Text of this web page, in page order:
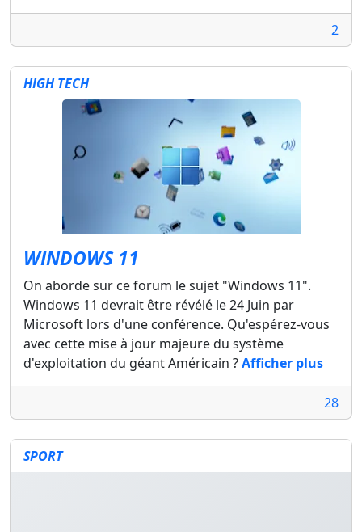
2
HIGH TECH
WINDOWS 11
On aborde sur ce forum le sujet "Windows 11".
Windows 11 devrait être révélé le 24 Juin par
Microsoft lors d'une conférence. Qu'espérez-vous
avec cette mise à jour majeure du système
d'exploitation du géant Américain ?Afficher plus
28
SPORT